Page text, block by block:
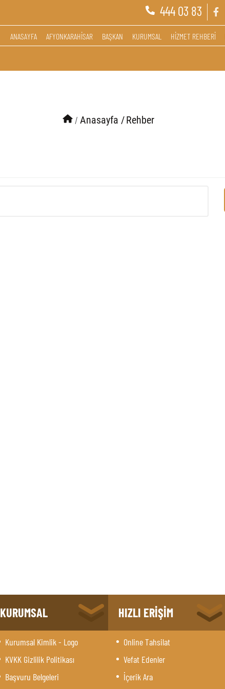
444 03 83
ANASAYFA AFYONKARAHİSAR BAŞKAN KURUMSAL HİZMET REHBERİ
/ Anasayfa /Rehber
KURUMSAL
Kurumsal Kimlik - Logo
KVKK Gizlilik Politikası
Başvuru Belgeleri
HIZLI ERİŞİM
Online Tahsilat
Vefat Edenler
İçerik Ara